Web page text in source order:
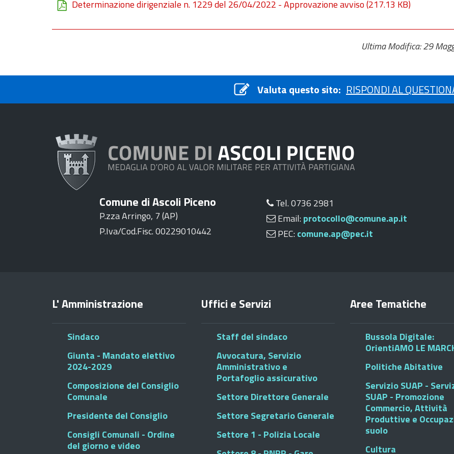
Determinazione dirigenziale n. 1229 del 26/04/2022 - Approvazione avviso(217.13 KB)
Ultima Modifica: 29
Valuta questo sito: RISPONDI AL
Comune di Ascoli Piceno
P.zza Arringo, 7 (AP)
P.Iva/Cod.Fisc. 00229010442
Tel. 0736 2981
Email: protocollo@comune.ap.it
PEC: comune.ap@pec.it
L' Amministrazione
Sindaco
Giunta - Mandato elettivo
2024-2029
Composizione del Consiglio
Comunale
Presidente del Consiglio
Consigli Comunali - Ordine
del giorno e video
Uffici e Servizi
Staff del sindaco
Avvocatura, Servizio
Amministrativo e
Portafoglio assicurativo
Settore Direttore Generale
Settore Segretario Generale
Settore 1 - Polizia Locale
Aree Tematiche
Bussola Digitale:
OrientiAMO LE
Politiche Abitative
Servizio SUAP -
SUAP - Promozione
Commercio, Attività
Produttive e
suolo
Cultura